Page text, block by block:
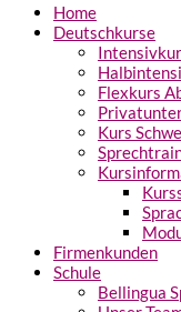
Home
Deutschkurse
Flexkurs
Kurs
Firmenkunden
Schule
Bellingua